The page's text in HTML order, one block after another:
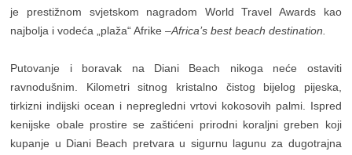
je prestižnom svjetskom nagradom World Travel Awards kao
najbolja i vodeća „plaža“ Afrike –Africa’s best beach destination.
Putovanje i boravak na Diani Beach nikoga neće ostaviti
ravnodušnim. Kilometri sitnog kristalno čistog bijelog pijeska,
tirkizni indijski ocean i nepregledni vrtovi kokosovih palmi. Ispred
kenijske obale prostire se zaštićeni prirodni koraljni greben koji
kupanje u Diani Beach pretvara u sigurnu lagunu za dugotrajna